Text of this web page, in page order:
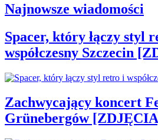
Najnowsze wiadomości
Spacer, który łączy styl
współczesny Szczecin
Zachwycający koncert
Grünebergów